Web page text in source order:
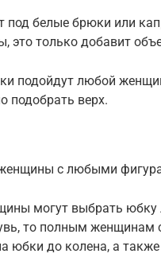
белые брюки или
это только добавит
подойдут любой
подобрать верх.
с любыми
могут выбрать
то полным женщинам
юбки до колена, а